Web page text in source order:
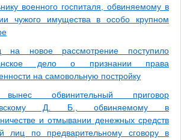
военного госпиталя, обвиняемому в
чужого имущества в особо крупном
новое рассмотрение поступило
дело о признании права
на самовольную постройку
обвинительный приговор
Д. Б., обвиняемому в
и отмывании денежных средств
лиц по предварительному сговору в